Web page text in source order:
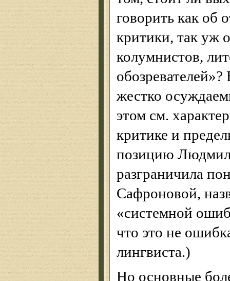
говорить как об
критики, так уж
колумнистов,
обозревателей»?
жестко
этом см.
критике и
позицию
разграничила
Сафроновой,
«системной
что это не
лингвиста.)
Но основные